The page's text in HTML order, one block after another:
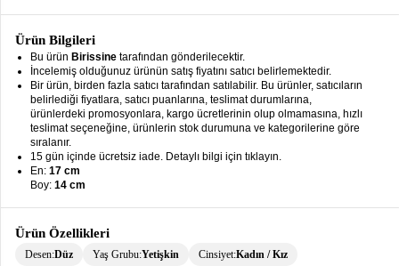
Dış
keyboard_arrow_down
Tesettür
Giyim keyboard_arrow_down
Büyük
Beden keyboard_arrow_down
Giyimkeyboard_arrow_down
Ürün Bilgileri
Bu ürün Birissine tarafından gönderilecektir.
İncelemiş olduğunuz ürünün satış fiyatını satıcı belirlemektedir.
Bir ürün, birden fazla satıcı tarafından satılabilir. Bu ürünler, satıcıların
belirlediği fiyatlara, satıcı puanlarına, teslimat durumlarına,
ürünlerdeki promosyonlara, kargo ücretlerinin olup olmamasına, hızlı
teslimat seçeneğine, ürünlerin stok durumuna ve kategorilerine göre
sıralanır.
15 gün içinde ücretsiz iade. Detaylı bilgi için tıklayın.
En: 17 cm
Boy: 14 cm
Ürün Özellikleri
Desen:Düz Yaş Grubu:Yetişkin Cinsiyet:Kadın / Kız